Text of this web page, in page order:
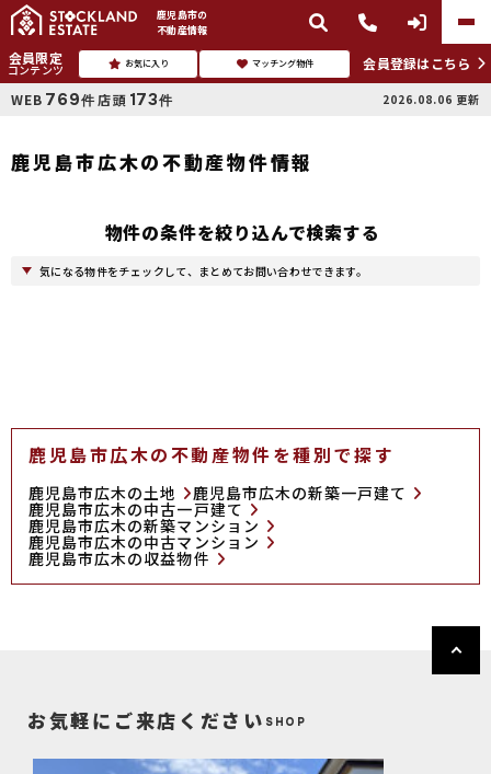
鹿児島市の
不動産情報
会員限定
コンテンツ お気に入り マッチング物件
会員登録はこちら
WEB 769件 店頭 173件 2026.08.06 更新
鹿児島市広木の不動産物件情報
物件の条件を絞り込んで検索する
気になる物件をチェックして、まとめてお問い合わせできます。
鹿児島市広木の不動産物件を種別で探す
鹿児島市広木の土地 鹿児島市広木の新築一戸建て
鹿児島市広木の中古一戸建て
鹿児島市広木の新築マンション
鹿児島市広木の中古マンション
鹿児島市広木の収益物件
お気軽にご来店ください SHOP